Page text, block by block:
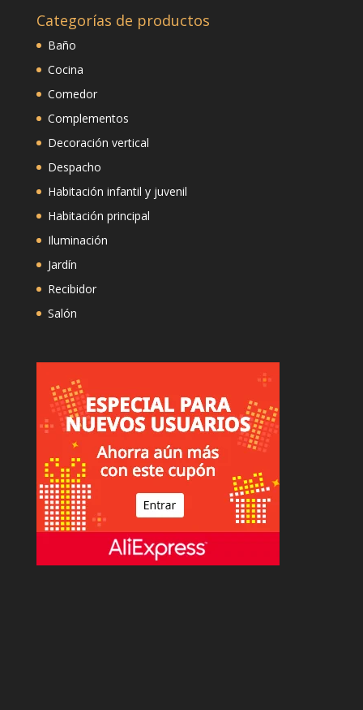
Categorías de productos
Baño
Cocina
Comedor
Complementos
Decoración vertical
Despacho
Habitación infantil y juvenil
Habitación principal
Iluminación
Jardín
Recibidor
Salón